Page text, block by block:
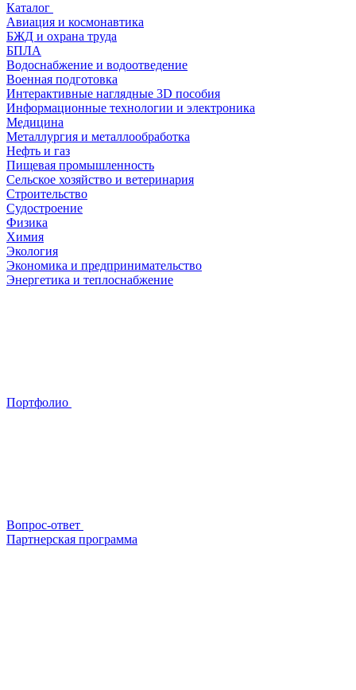
Каталог
Авиация и космонавтика
БЖД и охрана труда
БПЛА
Водоснабжение и водоотведение
Военная подготовка
Интерактивные наглядные 3D пособия
Информационные технологии и электроника
Медицина
Металлургия и металлообработка
Нефть и газ
Пищевая промышленность
Сельское хозяйство и ветеринария
Строительство
Судостроение
Физика
Химия
Экология
Экономика и предпринимательство
Энергетика и теплоснабжение
Портфолио
Вопрос-ответ
Партнерская программа